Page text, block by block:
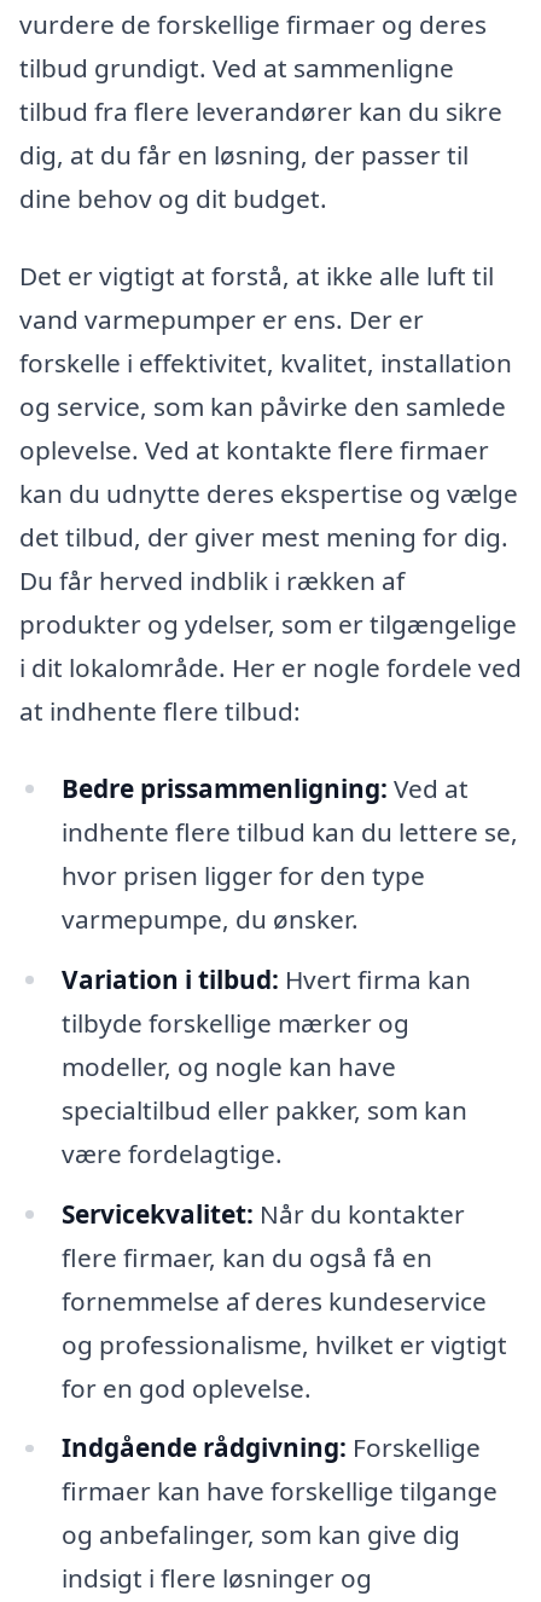
vurdere de forskellige firmaer og deres
tilbud grundigt. Ved at sammenligne
tilbud fra flere leverandører kan du sikre
dig, at du får en løsning, der passer til
dine behov og dit budget.
Det er vigtigt at forstå, at ikke alle luft til
vand varmepumper er ens. Der er
forskelle i effektivitet, kvalitet, installation
og service, som kan påvirke den samlede
oplevelse. Ved at kontakte flere firmaer
kan du udnytte deres ekspertise og vælge
det tilbud, der giver mest mening for dig.
Du får herved indblik i rækken af
produkter og ydelser, som er tilgængelige
i dit lokalområde. Her er nogle fordele ved
at indhente flere tilbud:
Bedre prissammenligning: Ved at
indhente flere tilbud kan du lettere se,
hvor prisen ligger for den type
varmepumpe, du ønsker.
Variation i tilbud: Hvert firma kan
tilbyde forskellige mærker og
modeller, og nogle kan have
specialtilbud eller pakker, som kan
være fordelagtige.
Servicekvalitet: Når du kontakter
flere firmaer, kan du også få en
fornemmelse af deres kundeservice
og professionalisme, hvilket er vigtigt
for en god oplevelse.
Indgående rådgivning: Forskellige
firmaer kan have forskellige tilgange
og anbefalinger, som kan give dig
indsigt i flere løsninger og